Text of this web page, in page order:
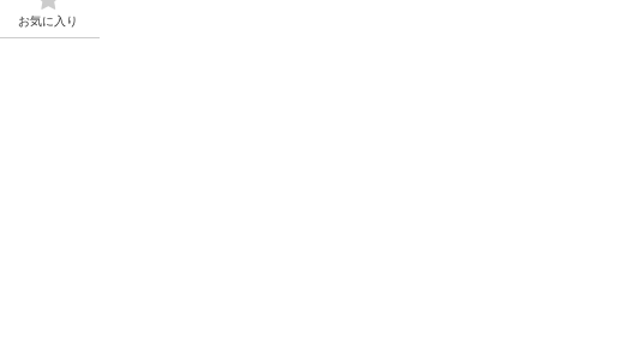
お気に入り